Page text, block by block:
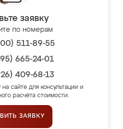
заявку
по номерам
511-89-55
665-24-01
409-68-13
на сайте для консультации и
расчёта стоимости.
ЗАЯВКУ